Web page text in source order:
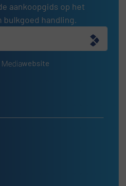
aankoopgids op het
handling.
website